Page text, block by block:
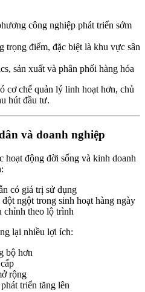
công nghiệp phát triển sớm
trọng điểm, đặc biệt là khu vực sân
sản xuất và phân phối hàng hóa
cơ chế quản lý linh hoạt hơn, chủ
hút đầu tư.
và doanh nghiệp
hoạt động đời sống và kinh doanh
có giá trị sử dụng
ngột trong sinh hoạt hàng ngày
chỉnh theo lộ trình
lại nhiều lợi ích:
bộ hơn
rộng
triển tăng lên